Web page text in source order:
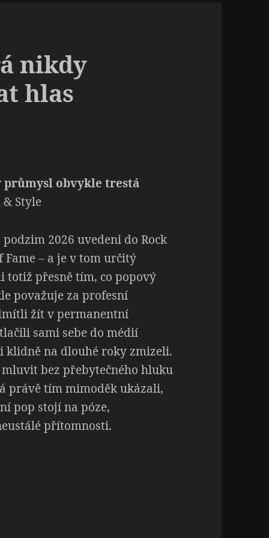
nikdy
hlas
průmysl obvykle trestá
Style
2026 uvedeni do Rock
Fame – a je v tom určitý
totiž přesně tím, co popový
považuje za profesní
žít v permanentní
sami sebe do médií
klidně na dlouhé roky zmizeli.
bez přebytečného hluku
právě tím mimoděk ukázali,
pop stojí na póze,
přítomnosti.